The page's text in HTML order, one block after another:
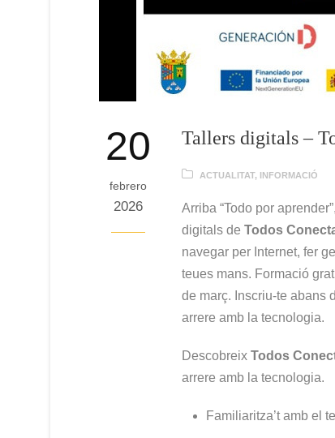
20
febrero
2026
Tallers digitals –
ACTUALITAT, INFORMACIÓ
Arriba “Todo por
digitals de Todos
navegar per Internet, fer
teues mans. Formació
de març. Inscriu-te abans
arrere amb la tecnologia.
Descobreix Todos
arrere amb la tecnologia.
Familiaritza’t amb el